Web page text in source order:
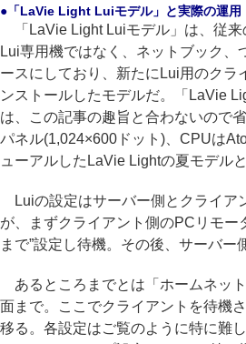
●「LaVie Light Luiモデル」と実際の運用
「LaVie Light Luiモデル」は、従来
Lui専用機ではなく、ネットブック、
ースにしており、新たにLui用のクラ
ンストールしたモデルだ。「LaVie
は、この記事の趣旨と合わないので
パネル(1,024×600ドット)、CPUは
ューアルしたLaVie Lightの夏モデルと
Luiの設定はサーバー側とクライア
が、まずクライアント側のPCリモー
まで”設定し待機。その後、サーバー
あるところまでとは「ホームネッ
面まで。ここでクライアントを待機
移る。各設定はご覧のように特に難